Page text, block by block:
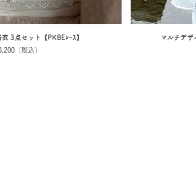
3点セット【PKBEﾚｰｽ】
（税込）
マルチデザ